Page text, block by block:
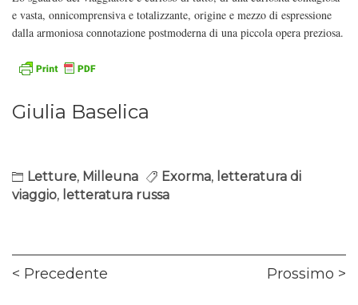
e vasta, onnicomprensiva e totalizzante, origine e mezzo di espressione
dalla armoniosa connotazione postmoderna di una piccola opera preziosa.
Giulia Baselica
Letture, Milleuna Exorma, letteratura di
viaggio, letteratura russa
Navigazione
Precedente Prossimo